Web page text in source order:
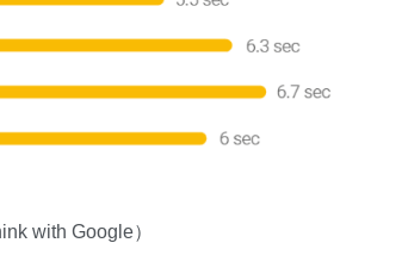
with Google）